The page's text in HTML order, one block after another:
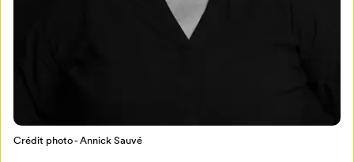
Billetterie
Crédit photo - Annick SauvéSe connecter